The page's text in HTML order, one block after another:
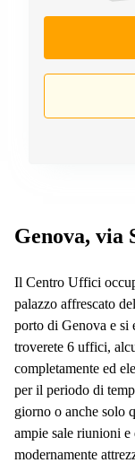
Firenze
Coworking
in affitto su
Centers
Genova, via
Il Centro Uffici
palazzo affrescato
porto di Genova e si
troverete 6 uffici,
completamente ed
per il periodo di
giorno o anche solo
ampie sale riunioni e
modernamente